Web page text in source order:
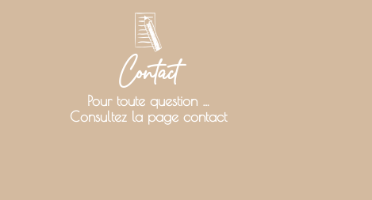
Contact
Pour toute question …
Consultez la page contact